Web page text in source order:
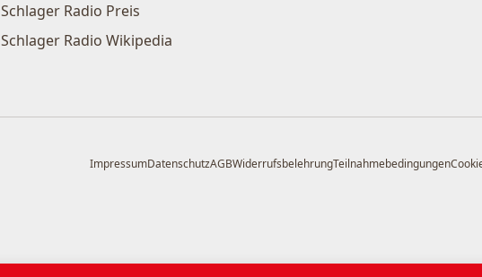
Schlager Radio Preis
Schlager Radio Wikipedia
ImpressumDatenschutzAGBWiderrufsbelehrungTeilnahmebedingungen